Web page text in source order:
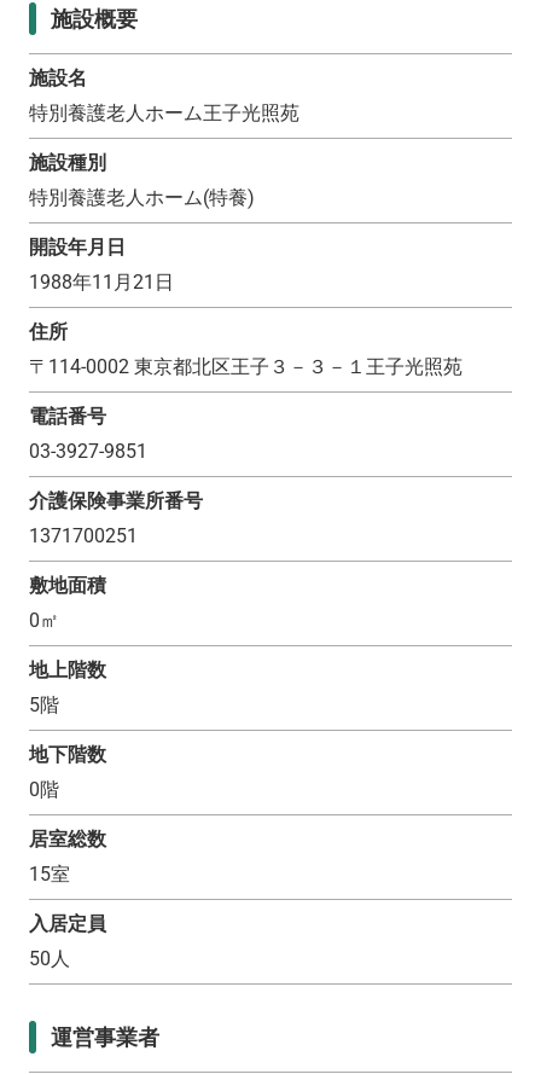
施設概要
施設名
特別養護老人ホーム王子光照苑
施設種別
特別養護老人ホーム(特養)
開設年月日
1988年11月21日
住所
〒 114-0002 東京都北区王子３－３－１王子光照苑
電話番号
03-3927-9851
介護保険事業所番号
1371700251
敷地面積
0㎡
地上階数
5階
地下階数
0階
居室総数
15室
入居定員
50人
運営事業者